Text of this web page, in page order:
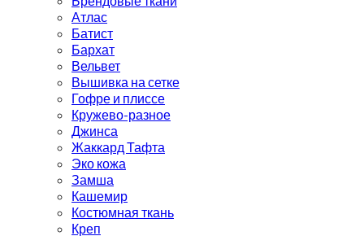
Атлас
Батист
Бархат
Вельвет
Вышивка на сетке
Гофре и плиссе
Кружево-разное
Джинса
Жаккард Тафта
Эко кожа
Замша
Кашемир
Костюмная ткань
Креп